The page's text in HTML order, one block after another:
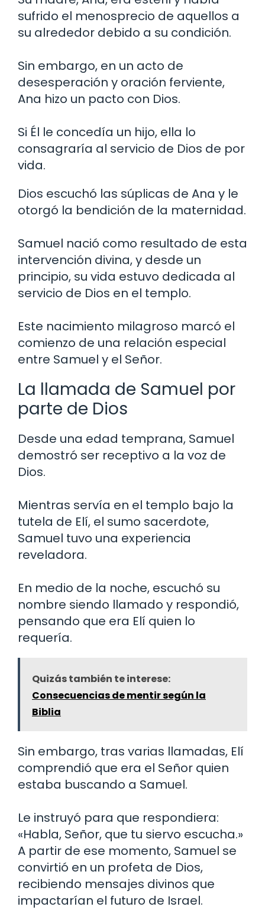
sufrido el menosprecio de aquellos a
su alrededor debido a su condición.
Sin embargo, en un acto de
desesperación y oración ferviente,
Ana hizo un pacto con Dios.
Si Él le concedía un hijo, ella lo
consagraría al servicio de Dios de por
vida.
Dios escuchó las súplicas de Ana y le
otorgó la bendición de la maternidad.
Samuel nació como resultado de esta
intervención divina, y desde un
principio, su vida estuvo dedicada al
servicio de Dios en el templo.
Este nacimiento milagroso marcó el
comienzo de una relación especial
entre Samuel y el Señor.
La llamada de Samuel por
parte de Dios
Desde una edad temprana, Samuel
demostró ser receptivo a la voz de
Dios.
Mientras servía en el templo bajo la
tutela de Elí, el sumo sacerdote,
Samuel tuvo una experiencia
reveladora.
En medio de la noche, escuchó su
nombre siendo llamado y respondió,
pensando que era Elí quien lo
requería.
Quizás también te interese:
Consecuencias de mentir según la
Biblia
Sin embargo, tras varias llamadas, Elí
comprendió que era el Señor quien
estaba buscando a Samuel.
Le instruyó para que respondiera:
«Habla, Señor, que tu siervo escucha.»
A partir de ese momento, Samuel se
convirtió en un profeta de Dios,
recibiendo mensajes divinos que
impactarían el futuro de Israel.